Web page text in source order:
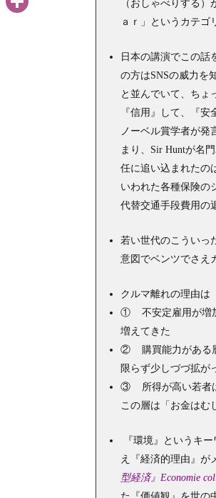
（おしゃべりする
ａｒ」というカテゴ
日本の講演でこの話
の方はSNSの威力を
と並んでいて、ちょ
『信用』して、『
ノーベル賞学者が発
まり、Sir Huntが名
任に追い込まれたの
いわれた各種保険の
代替交通手段費用の
若い世代のこういっ
意図でベンツでさえ
クルマ離れの理由は
① 不安定雇用が増加
増えてきた
② 購買能力がある層
限らず少しづづ拡が
③ 所得が高い若者は
この層は「お金はむ
『環境』というキ
え『経済的理由』が
型経済』Economie